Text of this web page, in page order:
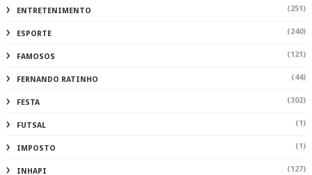
POLÍTICA (480)
PRE (1)
PREFEITURA DE DELMIRO (959)
PROTESTOS (27)
RESGATECULTURAL (96)
SAU (1)
SAÚDE (694)
SEGURANÇA (156)